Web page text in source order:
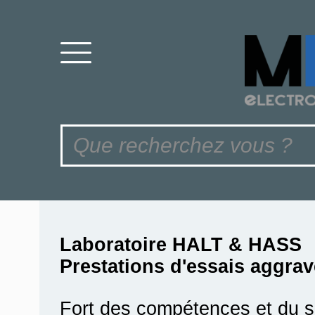
Laboratoire HALT & HASS
Prestations d'essais
Fort des compétences et du